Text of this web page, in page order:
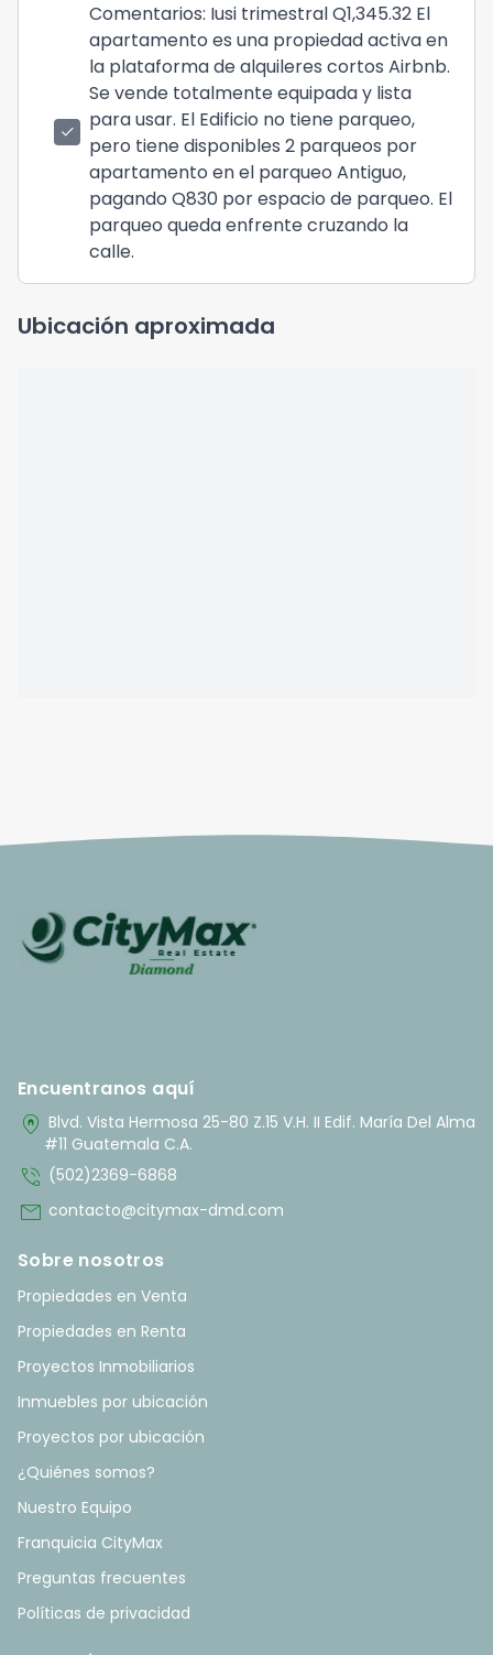
check
Comentarios: Iusi trimestral Q1,345.32 El
apartamento es una propiedad activa en
la plataforma de alquileres cortos Airbnb.
Se vende totalmente equipada y lista
para usar. El Edificio no tiene parqueo,
pero tiene disponibles 2 parqueos por
apartamento en el parqueo Antiguo,
pagando Q830 por espacio de parqueo. El
parqueo queda enfrente cruzando la
calle.
Ubicación aproximada
Encuentranos aquí
home_pin Blvd. Vista Hermosa 25-80 Z.15 V.H. II Edif. María Del Alma
#11 Guatemala C.A.
phone_in_talk (502)2369-6868
mail contacto@citymax-dmd.com
Sobre nosotros
Propiedades en Venta
Propiedades en Renta
Proyectos Inmobiliarios
Inmuebles por ubicación
Proyectos por ubicación
¿Quiénes somos?
Nuestro Equipo
Franquicia CityMax
Preguntas frecuentes
Políticas de privacidad